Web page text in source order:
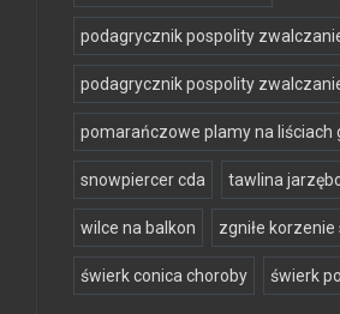
podagrycznik pospolity
podagrycznik pospolity
pomarańczowe plamy na liściach
snowpiercer cda tawlina
wilce na balkon zgniłe
świerk conica choroby świerk